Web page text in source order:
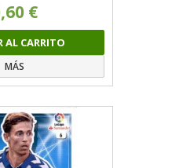
€
AL CARRITO
MÁS